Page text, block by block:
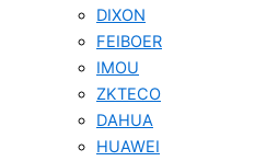
DIXON
FEIBOER
IMOU
ZKTECO
DAHUA
HUAWEI